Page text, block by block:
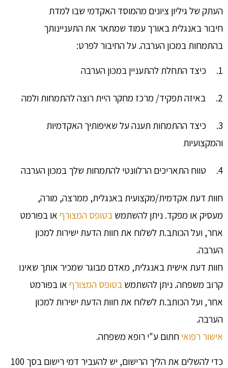
העתק של גיליון ציונים מהמוסד האקדמי שבו למדת
חיבור באנגלית באורך עמוד שמתאר את התעניינותך
בהתמחות במכון הערבה. על החיבור לפרט:
1. כיצד התחלת להתעניין במכון הערבה
2. באיזה תפקיד/ מרכז מחקר היית רוצה להתמחות ולמה
3. כיצד ההתמחות תענה על שאיפותיך האקדמיות
והמקצועיות
4. טווח התאריכים הרלוונטי להתמחות שלך במכון הערבה
חוות דעת אקדמית/מקצועית באנגלית, ממרצה, מורה,
מעסיק או מפקד. ניתן להשתמש בטופס המצורף או בפורמט
אחר, ועל הכותב.ת לשלוח את חוות הדעת ישירות למכון
הערבה.
חוות דעת אישית באנגלית, מאדם מבוגר שמכיר אותך שאינו
קרוב משפחה. ניתן להשתמש בטופס המצורף או בפורמט
אחר, ועל הכותב.ת לשלוח את חוות הדעת ישירות למכון
הערבה.
אישור רפואי חתום ע"י רופא משפחה.
כדי להשלים את הליך הרישום, יש להעביר דמי רישום בסך 100